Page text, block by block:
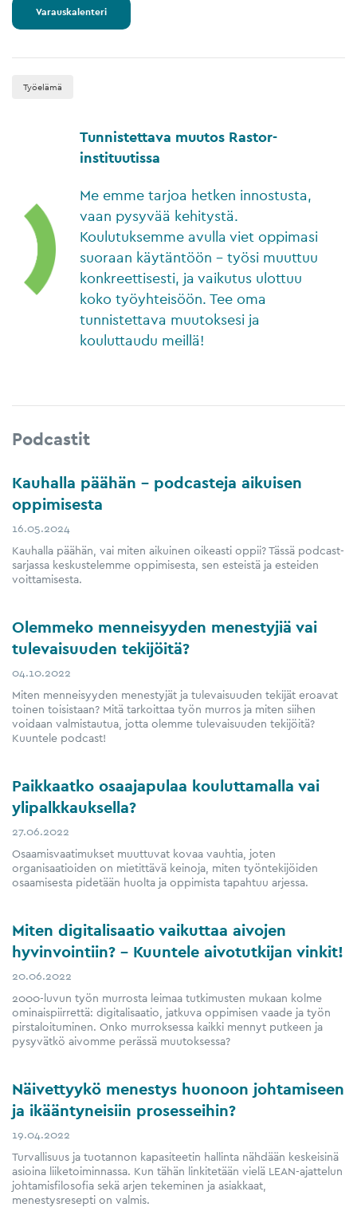
Varauskalenteri
Työelämä
Tunnistettava muutos Rastor-
instituutissa
Me emme tarjoa hetken innostusta,
vaan pysyvää kehitystä.
Koulutuksemme avulla viet oppimasi
suoraan käytäntöön – työsi muuttuu
konkreettisesti, ja vaikutus ulottuu
koko työyhteisöön. Tee oma
tunnistettava muutoksesi ja
kouluttaudu meillä!
Podcastit
Kauhalla päähän – podcasteja aikuisen
oppimisesta
16.05.2024
Kauhalla päähän, vai miten aikuinen oikeasti oppii? Tässä podcast-
sarjassa keskustelemme oppimisesta, sen esteistä ja esteiden
voittamisesta.
Olemmeko menneisyyden menestyjiä vai
tulevaisuuden tekijöitä?
04.10.2022
Miten menneisyyden menestyjät ja tulevaisuuden tekijät eroavat
toinen toisistaan? Mitä tarkoittaa työn murros ja miten siihen
voidaan valmistautua, jotta olemme tulevaisuuden tekijöitä?
Kuuntele podcast!
Paikkaatko osaajapulaa kouluttamalla vai
ylipalkkauksella?
27.06.2022
Osaamisvaatimukset muuttuvat kovaa vauhtia, joten
organisaatioiden on mietittävä keinoja, miten työntekijöiden
osaamisesta pidetään huolta ja oppimista tapahtuu arjessa.
Miten digitalisaatio vaikuttaa aivojen
hyvinvointiin? – Kuuntele aivotutkijan vinkit!
20.06.2022
2000-luvun työn murrosta leimaa tutkimusten mukaan kolme
ominaispiirrettä: digitalisaatio, jatkuva oppimisen vaade ja työn
pirstaloituminen. Onko murroksessa kaikki mennyt putkeen ja
pysyvätkö aivomme perässä muutoksessa?
Näivettyykö menestys huonoon johtamiseen
ja ikääntyneisiin prosesseihin?
19.04.2022
Turvallisuus ja tuotannon kapasiteetin hallinta nähdään keskeisinä
asioina liiketoiminnassa. Kun tähän linkitetään vielä LEAN-ajattelun
johtamisfilosofia sekä arjen tekeminen ja asiakkaat,
menestysresepti on valmis.